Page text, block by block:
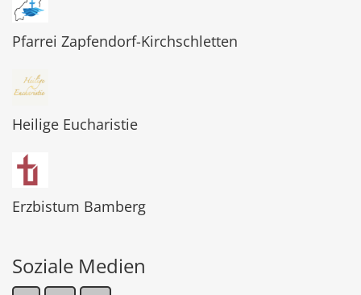
Pfarrei Zapfendorf-Kirchschletten
Heilige Eucharistie
Erzbistum Bamberg
Soziale Medien